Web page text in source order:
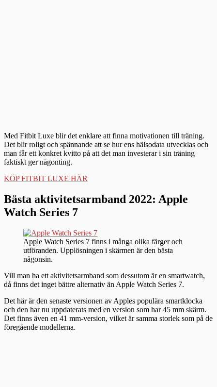
Med Fitbit Luxe blir det enklare att finna motivationen till träning.
Det blir roligt och spännande att se hur ens hälsodata utvecklas och
man får ett konkret kvitto på att det man investerar i sin träning
faktiskt ger någonting.
KÖP FITBIT LUXE HÄR
Bästa aktivitetsarmband 2022: Apple
Watch Series 7
Apple Watch Series 7 finns i många olika färger och
utföranden. Upplösningen i skärmen är den bästa
någonsin.
Vill man ha ett aktivitetsarmband som dessutom är en smartwatch,
då finns det inget bättre alternativ än Apple Watch Series 7.
Det här är den senaste versionen av Apples populära smartklocka
och den har nu uppdaterats med en version som har 45 mm skärm.
Det finns även en 41 mm-version, vilket är samma storlek som på de
föregående modellerna.